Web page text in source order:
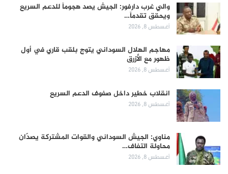
والي غرب دارفور: الجيش يصد هجوماً للدعم السريع
ويحقق تقدماً…
أغسطس 8, 2026
مهاجم الهلال السوداني يتوج بلقب قاري في أول
ظهور مع الأزرق
أغسطس 8, 2026
انقلاب خطير داخل صفوف الدعم السريع
أغسطس 8, 2026
مناوي: الجيش السوداني والقوات المشتركة يصدّان
محاولة التفاف…
أغسطس 8, 2026